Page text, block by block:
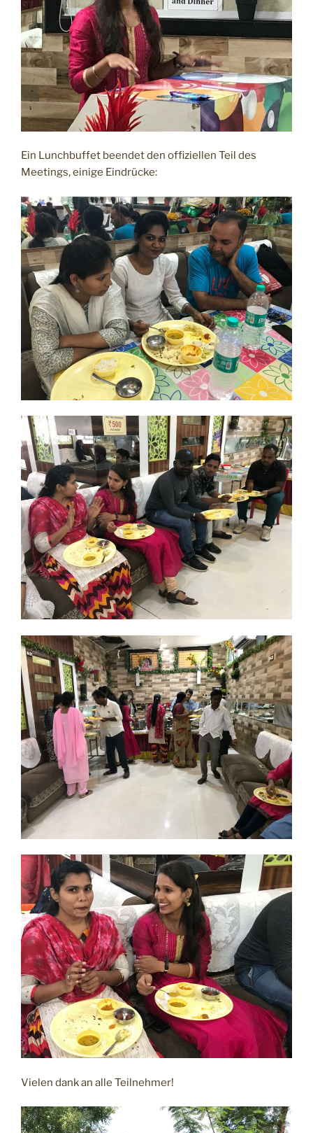
Ein Lunchbuffet beendet den offiziellen Teil des
Meetings, einige Eindrücke:
Vielen dank an alle Teilnehmer!